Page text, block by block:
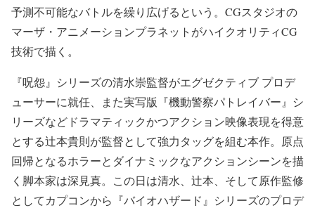
予測不可能なバトルを繰り広げるという。CGスタジオの
マーザ・アニメーションプラネットがハイクオリティCG
技術で描く。
『呪怨』シリーズの清水崇監督がエグゼクティブ プロデ
ューサーに就任、また実写版『機動警察パトレイバー』シ
リーズなどドラマティックかつアクション映像表現を得意
とする辻本貴則が監督として強力タッグを組む本作。原点
回帰となるホラーとダイナミックなアクションシーンを描
く脚本家は深見真。この日は清水、辻本、そして原作監修
としてカプコンから『バイオハザード』シリーズのプロデ